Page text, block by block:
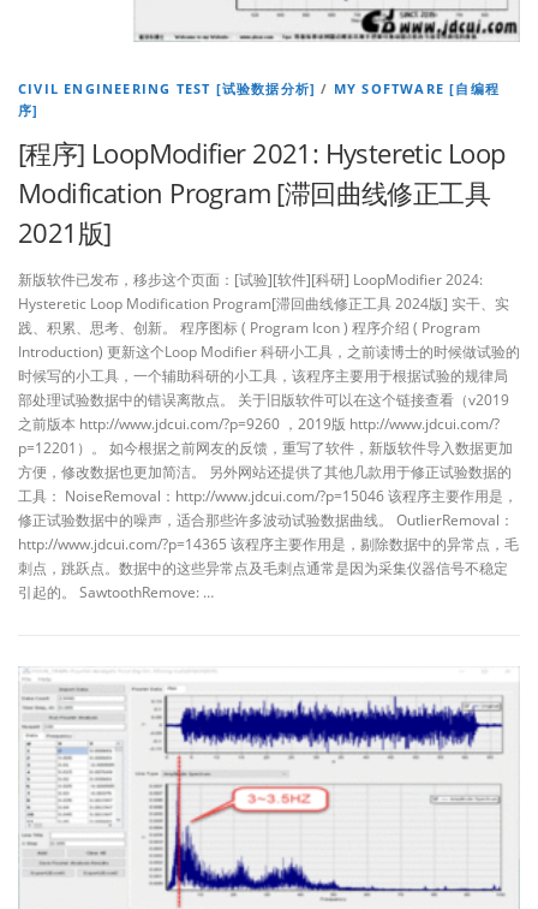
CIVIL ENGINEERING TEST [试验数据分析] / MY SOFTWARE [自编程
序]
[程序] LoopModifier 2021: Hysteretic Loop
Modification Program [滞回曲线修正工具
2021版]
新版软件已发布，移步这个页面：[试验][软件][科研] LoopModifier 2024:
Hysteretic Loop Modification Program[滞回曲线修正工具 2024版] 实干、实
践、积累、思考、创新。 程序图标 ( Program Icon ) 程序介绍 ( Program
Introduction) 更新这个Loop Modifier 科研小工具，之前读博士的时候做试验的
时候写的小工具，一个辅助科研的小工具，该程序主要用于根据试验的规律局
部处理试验数据中的错误离散点。 关于旧版软件可以在这个链接查看（v2019
之前版本 http://www.jdcui.com/?p=9260 ，2019版 http://www.jdcui.com/?
p=12201）。 如今根据之前网友的反馈，重写了软件，新版软件导入数据更加
方便，修改数据也更加简洁。 另外网站还提供了其他几款用于修正试验数据的
工具： NoiseRemoval：http://www.jdcui.com/?p=15046 该程序主要作用是，
修正试验数据中的噪声，适合那些许多波动试验数据曲线。 OutlierRemoval：
http://www.jdcui.com/?p=14365 该程序主要作用是，剔除数据中的异常点，毛
刺点，跳跃点。数据中的这些异常点及毛刺点通常是因为采集仪器信号不稳定
引起的。 SawtoothRemove: …